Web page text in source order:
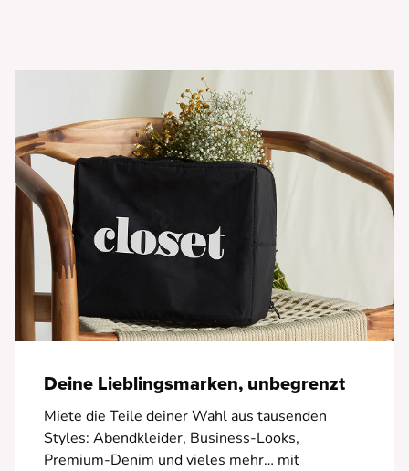
Deine Lieblingsmarken, unbegrenzt
Miete die Teile deiner Wahl aus tausenden
Styles: Abendkleider, Business-Looks,
Premium-Denim und vieles mehr… mit